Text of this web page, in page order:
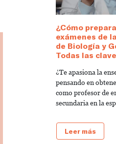
¿Cómo
exámenes de
de Biología y
Todas las
¿Te apasiona la
pensando en
como profesor de
secundaria en la
Leer más